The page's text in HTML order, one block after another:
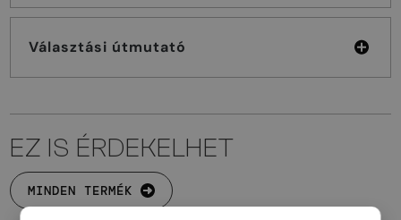
Választási útmutató
EZ IS ÉRDEKELHET
MINDEN TERMÉK